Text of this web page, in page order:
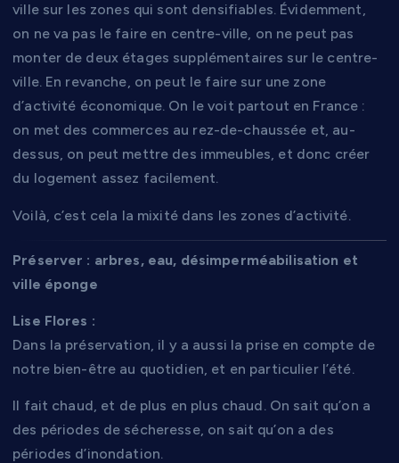
ville sur les zones qui sont densifiables. Évidemment,
on ne va pas le faire en centre-ville, on ne peut pas
monter de deux étages supplémentaires sur le centre-
ville. En revanche, on peut le faire sur une zone
d’activité économique. On le voit partout en France :
on met des commerces au rez-de-chaussée et, au-
dessus, on peut mettre des immeubles, et donc créer
du logement assez facilement.
Voilà, c’est cela la mixité dans les zones d’activité.
Préserver : arbres, eau, désimperméabilisation et
ville éponge
Lise Flores :
Dans la préservation, il y a aussi la prise en compte de
notre bien-être au quotidien, et en particulier l’été.
Il fait chaud, et de plus en plus chaud. On sait qu’on a
des périodes de sécheresse, on sait qu’on a des
périodes d’inondation.